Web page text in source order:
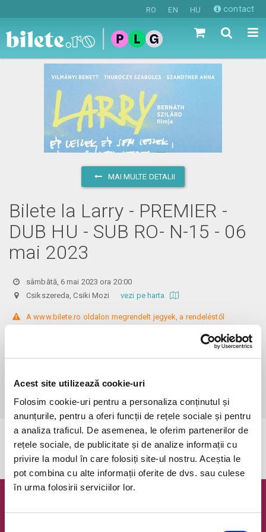
Acest site utilizează cookie-uri
Folosim cookie-uri pentru a personaliza conținutul și
anunțurile, pentru a oferi funcții de rețele sociale și pentru
a analiza traficul. De asemenea, le oferim partenerilor de
rețele sociale, de publicitate și de analize informații cu
privire la modul în care folosiți site-ul nostru. Aceștia le
pot combina cu alte informații oferite de dvs. sau culese
în urma folosirii serviciilor lor.
RO EN HU contact
MAI MULTE DETALII
Bilete la Larry - PREMIER -
DUB HU - SUB RO- N-15 - 06
mai 2023
sâmbătă, 6 mai 2023 ora 20:00
Csikszereda, Csiki Mozivezi pe harta
A www.bilete.ro oldalon megrendelt jegyek, a rendeléstől
törlődnek/semmissé válnak.
Gyerek jegyek 12 es 18 ev kozott 20 ron
Gyerek jegyek 12 ev alatt 15 ron
Evenimentul a expirat.
Newsletter @ Bilete.ro